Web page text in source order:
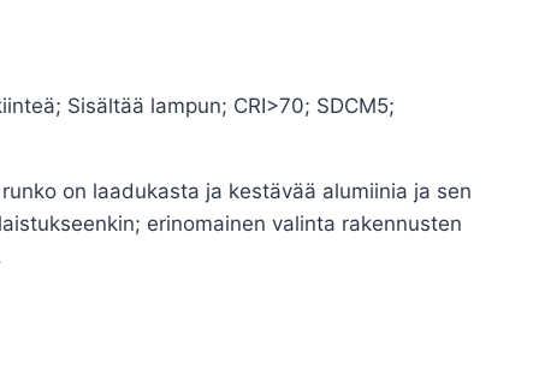
Sisältää lampun; CRI>70; SDCM5;
on laadukasta ja kestävää alumiinia ja sen
erinomainen valinta rakennusten